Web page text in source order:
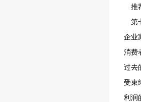
推荐
第
企业
消费
过去
受束
利润